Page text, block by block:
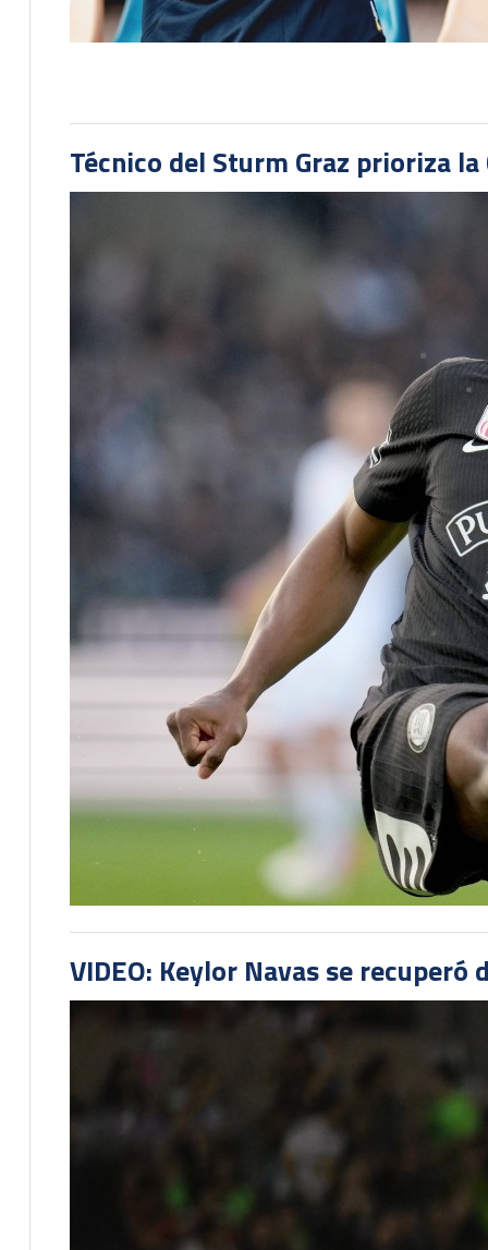
Técnico del Sturm Graz prioriza
VIDEO: Keylor Navas se